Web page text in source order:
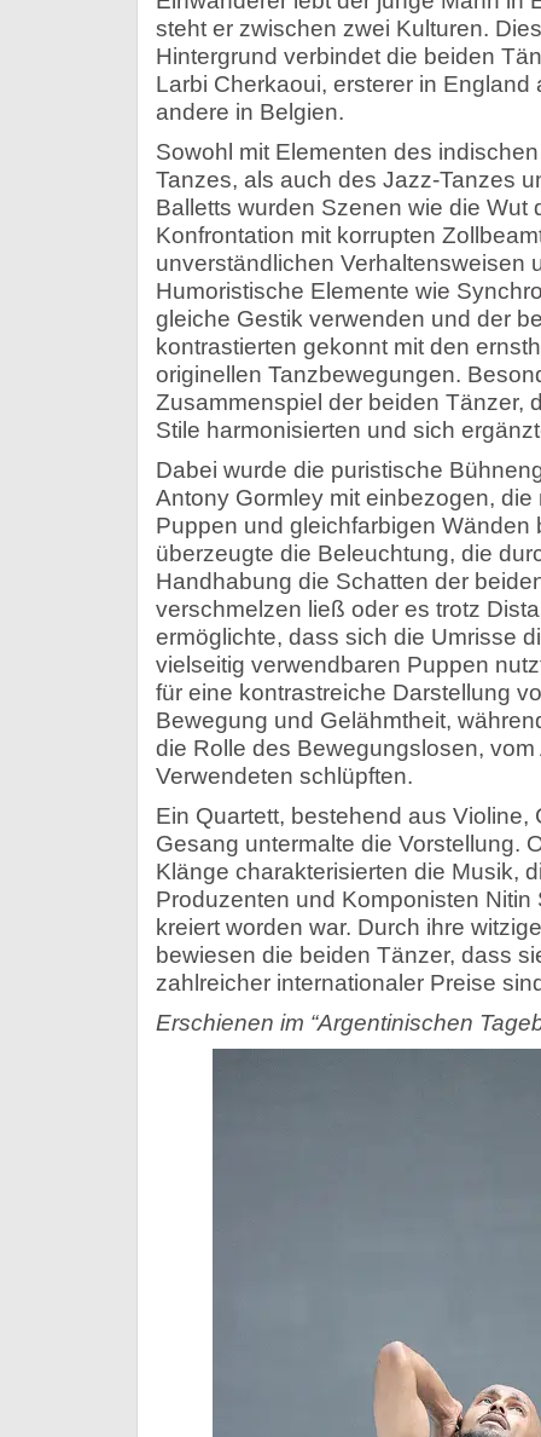
steht er zwischen zwei Kulturen.
Hintergrund verbindet die beiden
Larbi Cherkaoui, ersterer in England
andere in Belgien.
Sowohl mit Elementen des
Tanzes, als auch des Jazz-Tanzes
Balletts wurden Szenen wie die Wut
Konfrontation mit korrupten
unverständlichen Verhaltensweisen
Humoristische Elemente wie
gleiche Gestik verwenden und der
kontrastierten gekonnt mit den
originellen Tanzbewegungen.
Zusammenspiel der beiden Tänzer,
Stile harmonisierten und sich
Dabei wurde die puristische
Antony Gormley mit einbezogen,
Puppen und gleichfarbigen Wänden
überzeugte die Beleuchtung, die
Handhabung die Schatten der
verschmelzen ließ oder es trotz
ermöglichte, dass sich die Umrisse
vielseitig verwendbaren Puppen
für eine kontrastreiche Darstellung
Bewegung und Gelähmtheit,
die Rolle des Bewegungslosen,
Verwendeten schlüpften.
Ein Quartett, bestehend aus Violine,
Gesang untermalte die Vorstellung.
Klänge charakterisierten die Musik,
Produzenten und Komponisten
kreiert worden war. Durch ihre
bewiesen die beiden Tänzer, dass
zahlreicher internationaler Preise
Erschienen im “Argentinischen